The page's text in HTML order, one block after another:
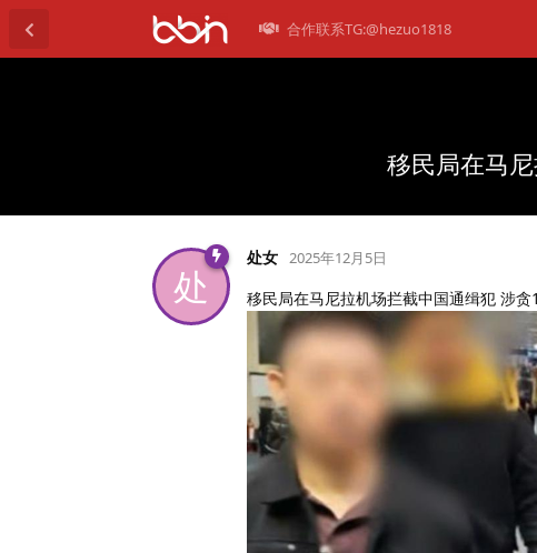
合作联系TG:@hezuo1818
移民局在马
处
处女 2025年12月5日
移民局在马尼拉机场拦截中国通缉犯 涉